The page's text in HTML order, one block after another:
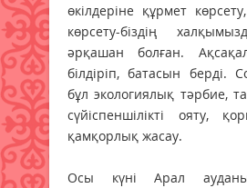
өкілдеріне құрмет
көрсету-біздің
әрқашан болған.
білдіріп, батасын берді.
бұл экологиялық тәрбие,
сүйіспеншілікті ояту,
қамқорлық жасау.
Осы күні Арал